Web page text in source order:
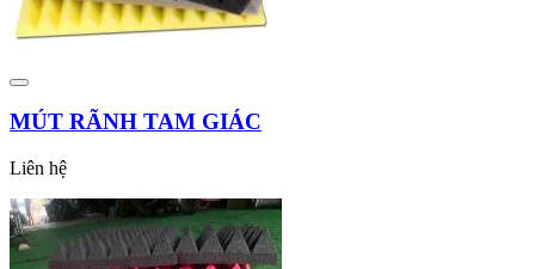
MÚT RÃNH TAM GIÁC
Liên hệ